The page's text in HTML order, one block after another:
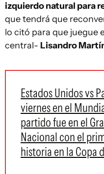
izquierdo natural para
que tendrá que
lo citó para que juegue
central- Lisandro
Estados Unidos vs
viernes en el
partido fue en el
Nacional con el
historia en la Copa